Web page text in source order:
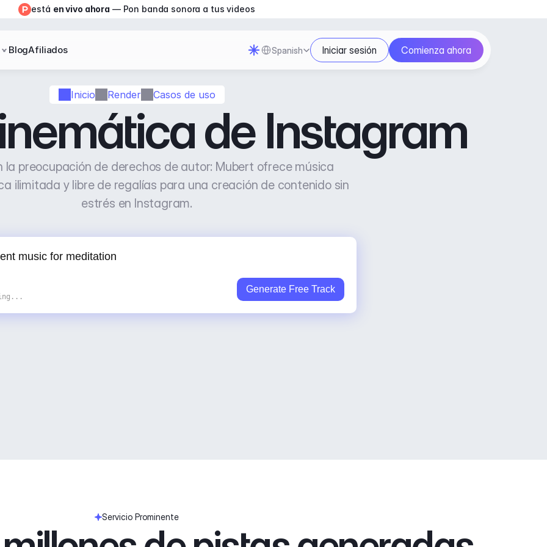
Inicio Render Casos de uso
de Instagram
la preocupación de derechos de autor: Mubert ofrece música
ilimitada y libre de regalías para una creación de contenido sin
estrés en Instagram.
Generate Free Track
Servicio Prominente
está en vivo ahora — Pon banda sonora a tus videos
BlogAfiliados Select Language
Spanish Iniciar sesión Comienza ahora